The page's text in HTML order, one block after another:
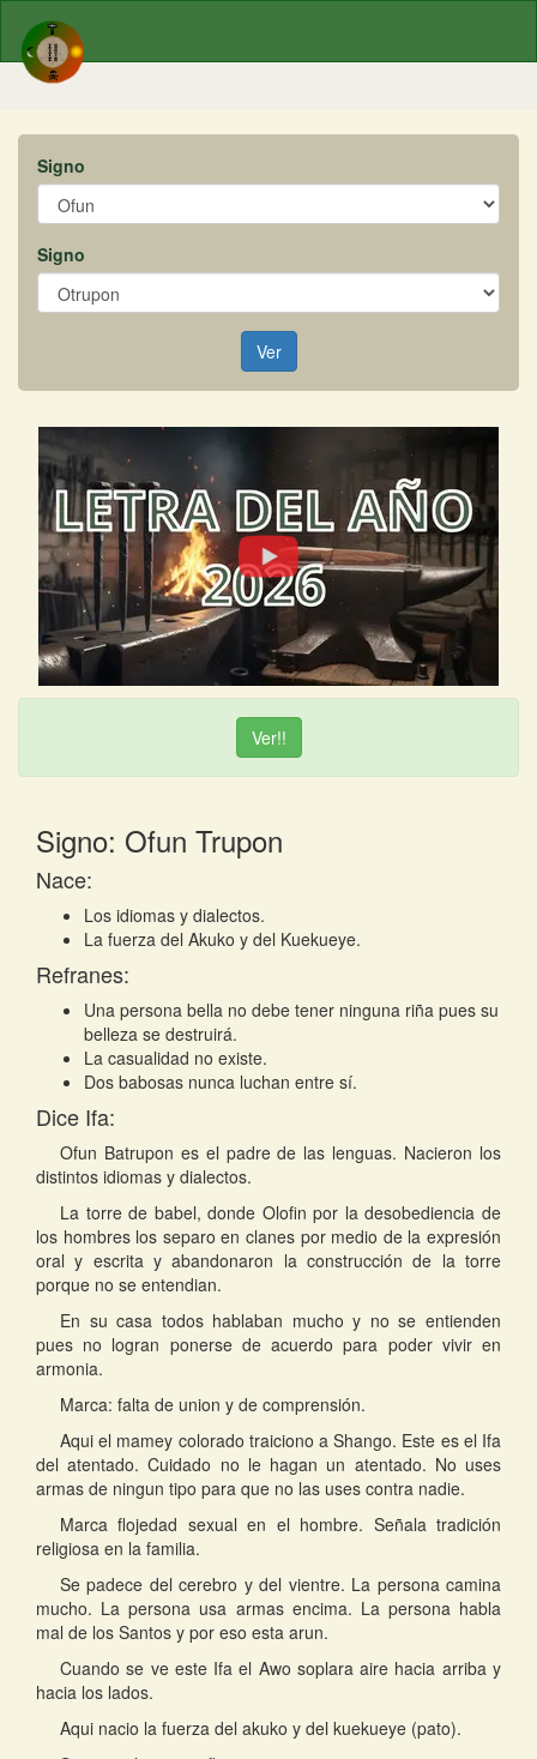
Signo
Signo
Ver
Ver!!
Signo: Ofun Trupon
Nace:
Los idiomas y dialectos.
La fuerza del Akuko y del Kuekueye.
Refranes:
Una persona bella no debe tener ninguna riña pues su
belleza se destruirá.
La casualidad no existe.
Dos babosas nunca luchan entre sí.
Dice Ifa:
Ofun Batrupon es el padre de las lenguas. Nacieron los
distintos idiomas y dialectos.
La torre de babel, donde Olofin por la desobediencia de
los hombres los separo en clanes por medio de la expresión
oral y escrita y abandonaron la construcción de la torre
porque no se entendian.
En su casa todos hablaban mucho y no se entienden
pues no logran ponerse de acuerdo para poder vivir en
armonia.
Marca: falta de union y de comprensión.
Aqui el mamey colorado traiciono a Shango. Este es el Ifa
del atentado. Cuidado no le hagan un atentado. No uses
armas de ningun tipo para que no las uses contra nadie.
Marca flojedad sexual en el hombre. Señala tradición
religiosa en la familia.
Se padece del cerebro y del vientre. La persona camina
mucho. La persona usa armas encima. La persona habla
mal de los Santos y por eso esta arun.
Cuando se ve este Ifa el Awo soplara aire hacia arriba y
hacia los lados.
Aqui nacio la fuerza del akuko y del kuekueye (pato).